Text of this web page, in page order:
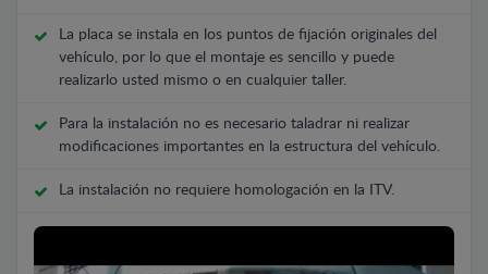
La placa se instala en los puntos de fijación originales del
vehículo, por lo que el montaje es sencillo y puede
realizarlo usted mismo o en cualquier taller.
Para la instalación no es necesario taladrar ni realizar
modificaciones importantes en la estructura del vehículo.
La instalación no requiere homologación en la ITV.